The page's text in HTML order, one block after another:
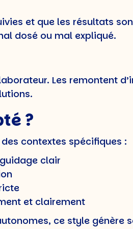
et que les résultats
dosé ou mal expliqué.
Les remontent
?
contextes spécifiques :
clair
et clairement
ce style génère